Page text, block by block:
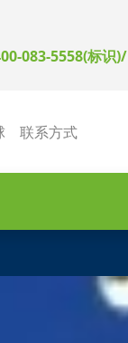
联系方式
083-5558(标识